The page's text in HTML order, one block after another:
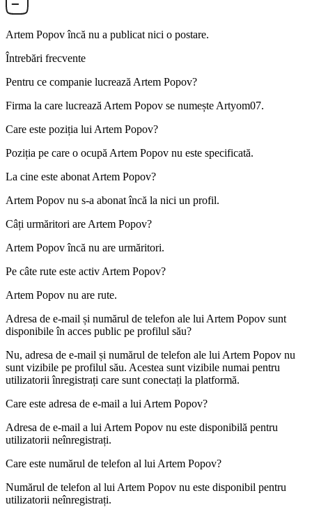
Artem Popovîncă nu a publicat nici o postare.
Întrebări frecvente
Pentru ce companie lucreazăArtem Popov?
Firma la care lucrează Artem Popov se numeșteArtyom07.
Care este poziția luiArtem Popov?
Poziția pe care o ocupă Artem Popov nu este specificată.
La cine este abonatArtem Popov?
Artem Popov nu s-a abonat încă la nici un profil.
Câți urmăritori areArtem Popov?
Artem Popov încă nu are urmăritori.
Pe câte rute este activArtem Popov?
Artem Popov nu are rute.
Adresa de e-mail și numărul de telefon ale luiArtem Popov sunt
disponibile în acces public pe profilul său?
Nu, adresa de e-mail și numărul de telefon ale lui Artem Popov nu
sunt vizibile pe profilul său. Acestea sunt vizibile numai pentru
utilizatorii înregistrați care sunt conectați la platformă.
Care este adresa de e-mail a luiArtem Popov?
Adresa de e-mail a lui Artem Popov nu este disponibilă pentru
utilizatorii neînregistrați.
Care este numărul de telefon al luiArtem Popov?
Numărul de telefon al lui Artem Popov nu este disponibil pentru
utilizatorii neînregistrați.